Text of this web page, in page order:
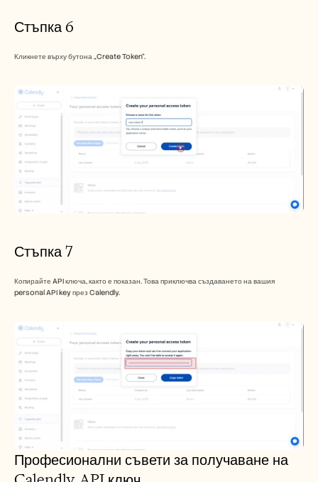
Стъпка 6
Кликнете върху бутона „Create Token“.
Стъпка 7
Копирайте API ключа, както е показан. Това приключва създаването на вашия
personal API key през Calendly.
Професионални съвети за получаване на